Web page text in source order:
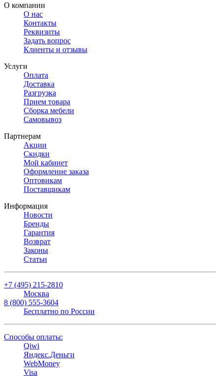
О компании
О нас
Контакты
Реквизиты
Задать вопрос
Клиенты и отзывы
Услуги
Оплата
Доставка
Разгрузка
Прием товара
Сборка мебели
Самовывоз
Партнерам
Акции
Скидки
Мой кабинет
Оформление заказа
Оптовикам
Поставщикам
Информация
Новости
Бренды
Гарантия
Возврат
Законы
Статьи
+7 (495) 215-2810
Москва
8 (800) 555-3604
Бесплатно по России
Способы оплаты:
Qiwi
Яндекс.Деньги
WebMoney
Visa